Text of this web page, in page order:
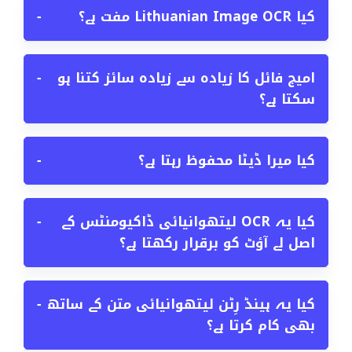
کیا Lithuanian Image OCR مفت ہے؟ −
امیج فائل کا زیادہ سے زیادہ سائز کتنا ہو
سکتا ہے؟
−
کیا میرا ڈیٹا محفوظ رہتا ہے؟ −
کیا یہ OCR لیتھوانیائی ڈاکیومنٹس کے
اصل لے آؤٹ کو برقرار رکھتا ہے؟
−
کیا یہ ہینڈ رِٹن لیتھوانیائی متن کے ساتھ
بھی کام کرتا ہے؟
−